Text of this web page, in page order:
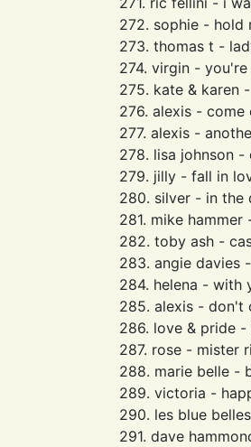
272. sophie - hold
273. thomas t -
274. virgin -
275. kate & karen
276. alexis - come
277. alexis -
278. lisa johnson
279. jilly - fall in
280. silver - in the
281. mike
282. toby ash -
283. angie davies
284. helena - with
285. alexis - don't
286. love & pride
287. rose - mister
288. marie belle -
289. victoria -
290. les blue
291. dave